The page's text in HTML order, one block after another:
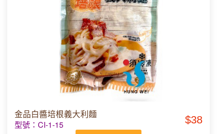
金品白醬培根義大利麵
型號：CI-1-15 $38